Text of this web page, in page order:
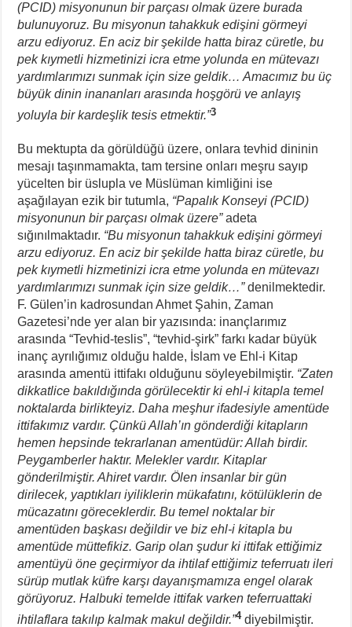
(PCID) misyonunun bir parçası olmak üzere burada
bulunuyoruz. Bu misyonun tahakkuk edişini görmeyi
arzu ediyoruz. En aciz bir şekilde hatta biraz cüretle, bu
pek kıymetli hizmetinizi icra etme yolunda en mütevazı
yardımlarımızı sunmak için size geldik… Amacımız bu üç
büyük dinin inananları arasında hoşgörü ve anlayış
yoluyla bir kardeşlik tesis etmektir.”3
Bu mektupta da görüldüğü üzere, onlara tevhid dininin
mesajı taşınmamakta, tam tersine onları meşru sayıp
yücelten bir üslupla ve Müslüman kimliğini ise
aşağılayan ezik bir tutumla, “Papalık Konseyi (PCID)
misyonunun bir parçası olmak üzere”adeta
sığınılmaktadır. “Bu misyonun tahakkuk edişini görmeyi
arzu ediyoruz. En aciz bir şekilde hatta biraz cüretle, bu
pek kıymetli hizmetinizi icra etme yolunda en mütevazı
yardımlarımızı sunmak için size geldik…”denilmektedir.
F. Gülen’in kadrosundan Ahmet Şahin, Zaman
Gazetesi’nde yer alan bir yazısında: inançlarımız
arasında “Tevhid-teslis”, “tevhid-şirk” farkı kadar büyük
inanç ayrılığımız olduğu halde, İslam ve Ehl-i Kitap
arasında amentü ittifakı olduğunu söyleyebilmiştir. “Zaten
dikkatlice bakıldığında görülecektir ki ehl-i kitapla temel
noktalarda birlikteyiz. Daha meşhur ifadesiyle amentüde
ittifakımız vardır. Çünkü Allah’ın gönderdiği kitapların
hemen hepsinde tekrarlanan amentüdür: Allah birdir.
Peygamberler haktır. Melekler vardır. Kitaplar
gönderilmiştir. Ahiret vardır. Ölen insanlar bir gün
dirilecek, yaptıkları iyiliklerin mükafatını, kötülüklerin de
mücazatını göreceklerdir. Bu temel noktalar bir
amentüden başkası değildir ve biz ehl-i kitapla bu
amentüde müttefikiz. Garip olan şudur ki ittifak ettiğimiz
amentüyü öne geçirmiyor da ihtilaf ettiğimiz teferruatı ileri
sürüp mutlak küfre karşı dayanışmamıza engel olarak
görüyoruz. Halbuki temelde ittifak varken teferruattaki
ihtilaflara takılıp kalmak makul değildir.”4diyebilmiştir.